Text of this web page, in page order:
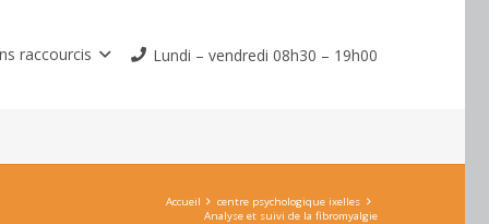
raccourcis Lundi – vendredi 08h30 – 19h00
Accueil
centre psychologique ixelles
Analyse et suivi de la fibromyalgie